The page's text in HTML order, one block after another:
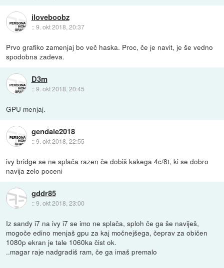
iloveboobz
::9. okt 2018, 20:37
Prvo grafiko zamenjaj bo več haska. Proc, če je navit, je še vedno
spodobna zadeva.
D3m
::9. okt 2018, 20:45
GPU menjaj.
gendale2018
::9. okt 2018, 22:55
ivy bridge se ne splača razen če dobiš kakega 4c/8t, ki se dobro
navija zelo poceni
gddr85
::9. okt 2018, 23:00
Iz sandy i7 na ivy i7 se imo ne splača, sploh če ga še naviješ,
mogoče edino menjaš gpu za kaj močnejšega, čeprav za običen
1080p ekran je tale 1060ka čist ok.
..magar raje nadgradiš ram, če ga imaš premalo